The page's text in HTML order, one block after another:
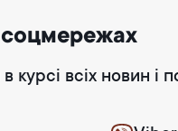
всіх новин і